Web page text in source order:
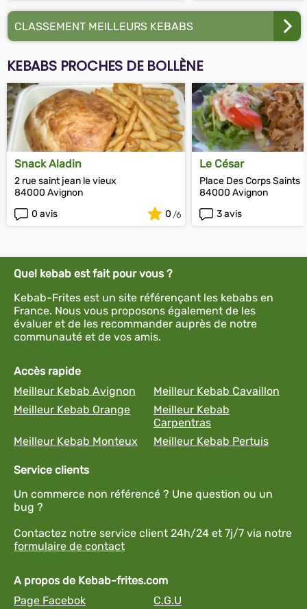
CLASSEMENT MEILLEURS KEBABS
KEBABS PROCHES DE BOLLÈNE
Snack Aladin
2 rue saint jean le vieux
84000 Avignon
0 avis
0
Le César
Place Des Corps Saints
84000 Avignon
3 avis
Quel kebab est fait pour vous ?
Kebab-Frites est un site référençant les kebabs en
France. Nous vous proposons également de les
évaluer et de les recommander auprès de notre
communauté et de vos amis.
Accès rapide
Meilleur Kebab Avignon
Meilleur Kebab Cavaillon
Meilleur Kebab Orange
Meilleur Kebab
Carpentras
Meilleur Kebab Monteux
Meilleur Kebab Pertuis
Service clients
Un commerce non référencé ? Une question ou un
bug ?
Contactez notre service client 24h/24 et 7j/7 via notre
formulaire de contact
A propos de Kebab-frites.com
Page Facebok
C.G.U